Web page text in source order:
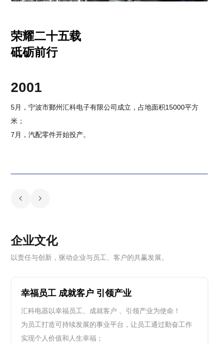
荣耀二十五载
砥砺前行
2001
5月，宁波市鄞州汇科电子有限公司成立，占地面积15000平方
米；
7月，汽配零件开始投产。
企业文化
以责任与创新，驱动企业与员工、客户的共赢发展。
幸福员工 成就客户 引领产业
汇科电器以幸福员工、成就客户 、引领产业为使命！
为员工打造可持续发展的事业平台，让员工通过勤奋工作
实现个人价值和人生幸福；